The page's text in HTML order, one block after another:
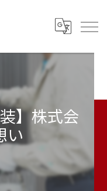
】株式会
い